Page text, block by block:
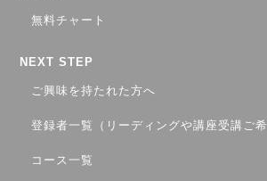
無料チャート
NEXT STEP
ご興味を持たれた方へ
登録者一覧（リーディングや講座受講ご希
コース一覧